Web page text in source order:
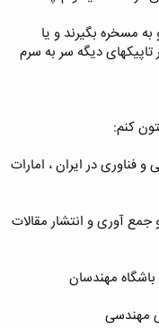
مسخره بگیرند و یا
دیگه سر به سرم
کنم:
در ایران ، امارات
آوری و انتشار مقالات